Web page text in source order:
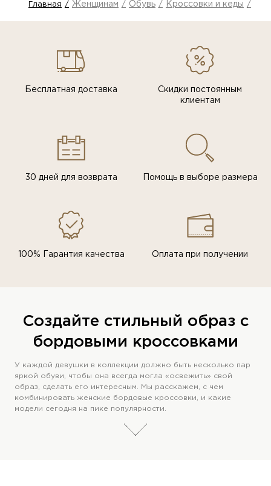
Главная Женщинам Обувь Кроссовки и кеды
Бесплатная доставка
Скидки постоянным
клиентам
30 дней для возврата Помощь в выборе размера
100% Гарантия качества Оплата при получении
Создайте стильный образ с
бордовыми кроссовками
У каждой девушки в коллекции должно быть несколько пар
яркой обуви, чтобы она всегда могла «освежить» свой
образ, сделать его интересным. Мы расскажем, с чем
комбинировать женские бордовые кроссовки, и какие
модели сегодня на пике популярности.